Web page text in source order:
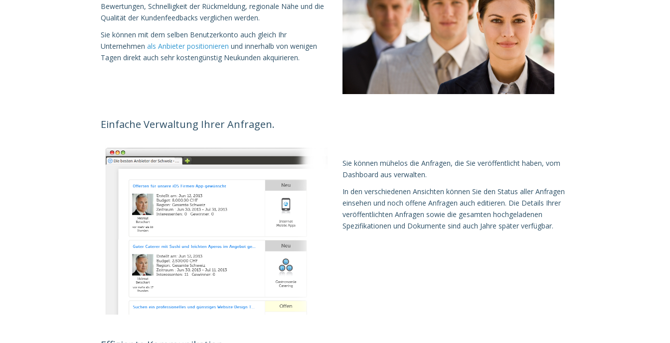
Bewertungen, Schnelligkeit der Rückmeldung, regionale Nähe und die
Qualität der Kundenfeedbacks verglichen werden.
Sie können mit dem selben Benutzerkonto auch gleich Ihr
Unternehmen als Anbieter positionieren und innerhalb von wenigen
Tagen direkt auch sehr kostengünstig Neukunden akquirieren.
Einfache Verwaltung Ihrer Anfragen.
Sie können mühelos die Anfragen, die Sie veröffentlicht haben, vom
Dashboard aus verwalten.
In den verschiedenen Ansichten können Sie den Status aller Anfragen
einsehen und noch offene Anfragen auch editieren. Die Details Ihrer
veröffentlichten Anfragen sowie die gesamten hochgeladenen
Spezifikationen und Dokumente sind auch Jahre später verfügbar.